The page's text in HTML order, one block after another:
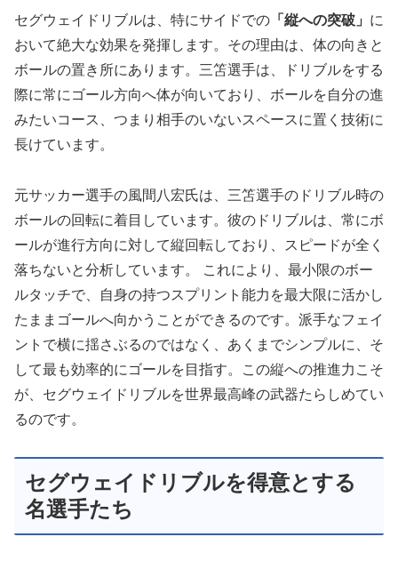
セグウェイドリブルは、特にサイドでの 「縦への突破」 に
おいて絶大な効果を発揮します。その理由は、体の向きと
ボールの置き所にあります。三笘選手は、ドリブルをする
際に常にゴール方向へ体が向いており、ボールを自分の進
みたいコース、つまり相手のいないスペースに置く技術に
長けています。
元サッカー選手の風間八宏氏は、三笘選手のドリブル時の
ボールの回転に着目しています。彼のドリブルは、常にボ
ールが進行方向に対して縦回転しており、スピードが全く
落ちないと分析しています。 これにより、最小限のボー
ルタッチで、自身の持つスプリント能力を最大限に活かし
たままゴールへ向かうことができるのです。派手なフェイ
ントで横に揺さぶるのではなく、あくまでシンプルに、そ
して最も効率的にゴールを目指す。この縦への推進力こそ
が、セグウェイドリブルを世界最高峰の武器たらしめてい
るのです。
セグウェイドリブルを得意とする
名選手たち